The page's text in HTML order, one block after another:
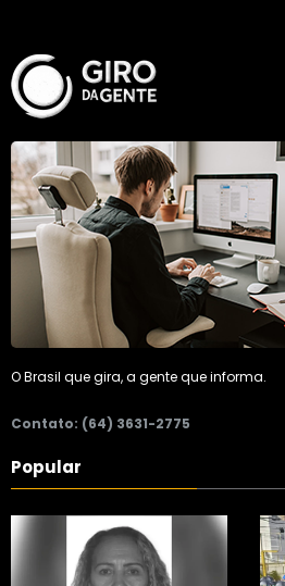
O Brasil que gira, a gente que informa.
Contato: (64) 3631-2775
Popular